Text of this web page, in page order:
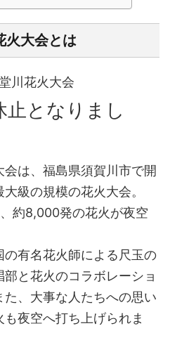
火大会とは
となりまし
は、福島県須賀川市で開
級の規模の花火大会。
約8,000発の花火が夜空
有名花火師による尺玉の
と花火のコラボレーショ
、大事な人たちへの思い
夜空へ打ち上げられま